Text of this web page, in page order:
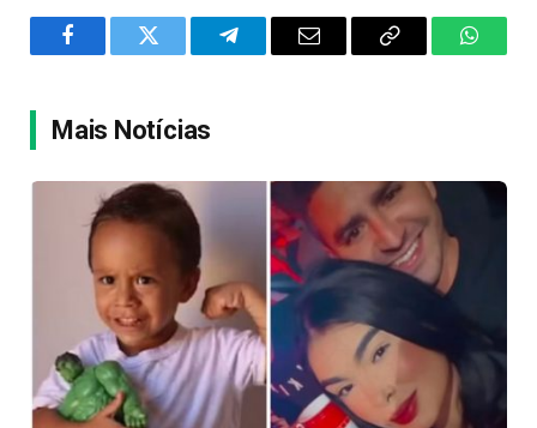
FacebookTwitter TelegramEmail
Copy
Mais Notícias